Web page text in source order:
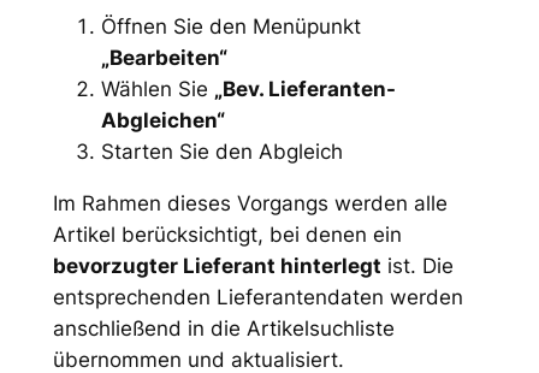
Öffnen Sie den Menüpunkt
„Bearbeiten“
Wählen Sie „Bev. Lieferanten-
Abgleichen“
Starten Sie den Abgleich
Im Rahmen dieses Vorgangs werden alle
Artikel berücksichtigt, bei denen ein
bevorzugter Lieferant hinterlegt ist. Die
entsprechenden Lieferantendaten werden
anschließend in die Artikelsuchliste
übernommen und aktualisiert.